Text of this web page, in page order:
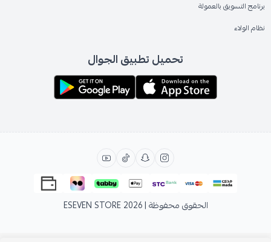
برنامج التسويق بالعمولة
نظام الولاء
تحميل تطبيق الجوال
الحقوق محفوظة | 2026 ESEVEN STORE